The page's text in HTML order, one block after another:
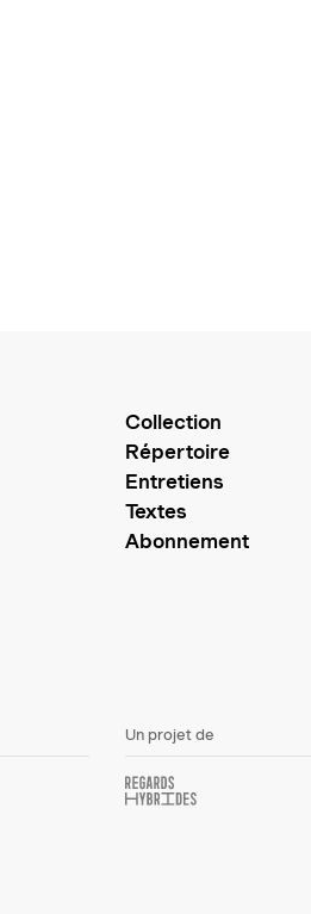
Collection
Répertoire
Entretiens
Textes
Abonnement
Un projet de